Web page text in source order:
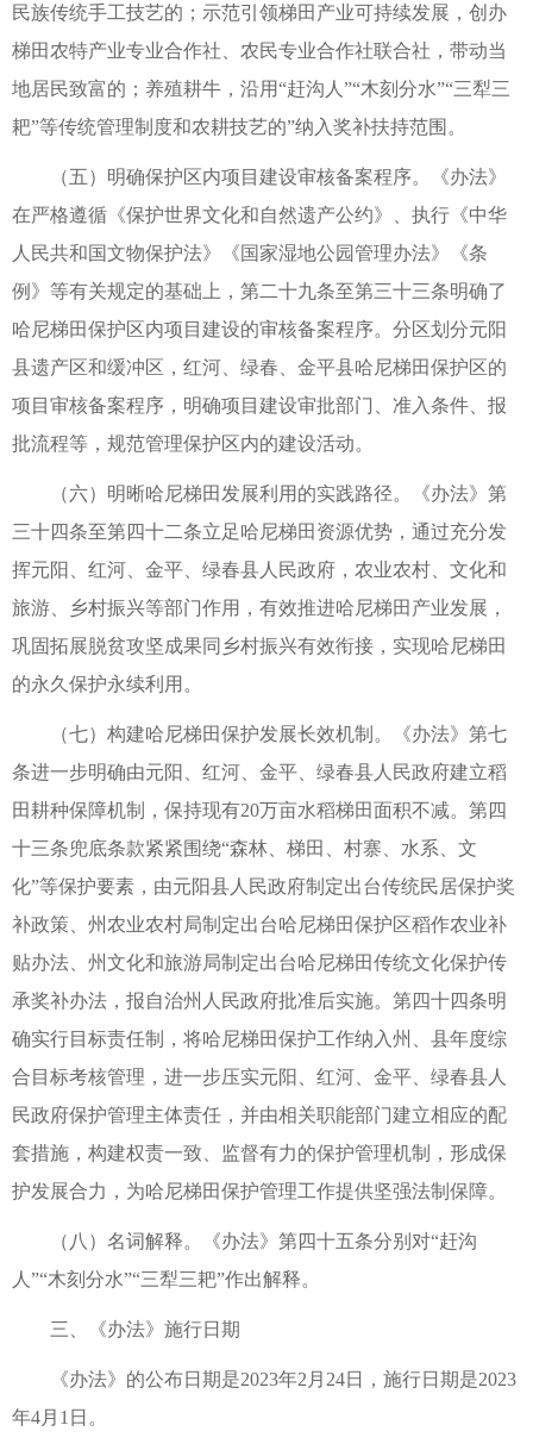
民族传统手工技艺的；示范引领梯田产业可持续发展，创办
梯田农特产业专业合作社、农民专业合作社联合社，带动当
地居民致富的；养殖耕牛，沿用“赶沟人”“木刻分水”“三犁三
耙”等传统管理制度和农耕技艺的”纳入奖补扶持范围。
（五）明确保护区内项目建设审核备案程序。《办法》
在严格遵循《保护世界文化和自然遗产公约》、执行《中华
人民共和国文物保护法》《国家湿地公园管理办法》《条
例》等有关规定的基础上，第二十九条至第三十三条明确了
哈尼梯田保护区内项目建设的审核备案程序。分区划分元阳
县遗产区和缓冲区，红河、绿春、金平县哈尼梯田保护区的
项目审核备案程序，明确项目建设审批部门、准入条件、报
批流程等，规范管理保护区内的建设活动。
（六）明晰哈尼梯田发展利用的实践路径。《办法》第
三十四条至第四十二条立足哈尼梯田资源优势，通过充分发
挥元阳、红河、金平、绿春县人民政府，农业农村、文化和
旅游、乡村振兴等部门作用，有效推进哈尼梯田产业发展，
巩固拓展脱贫攻坚成果同乡村振兴有效衔接，实现哈尼梯田
的永久保护永续利用。
（七）构建哈尼梯田保护发展长效机制。《办法》第七
条进一步明确由元阳、红河、金平、绿春县人民政府建立稻
田耕种保障机制，保持现有20万亩水稻梯田面积不减。第四
十三条兜底条款紧紧围绕“森林、梯田、村寨、水系、文
化”等保护要素，由元阳县人民政府制定出台传统民居保护奖
补政策、州农业农村局制定出台哈尼梯田保护区稻作农业补
贴办法、州文化和旅游局制定出台哈尼梯田传统文化保护传
承奖补办法，报自治州人民政府批准后实施。第四十四条明
确实行目标责任制，将哈尼梯田保护工作纳入州、县年度综
合目标考核管理，进一步压实元阳、红河、金平、绿春县人
民政府保护管理主体责任，并由相关职能部门建立相应的配
套措施，构建权责一致、监督有力的保护管理机制，形成保
护发展合力，为哈尼梯田保护管理工作提供坚强法制保障。
（八）名词解释。《办法》第四十五条分别对“赶沟
人”“木刻分水”“三犁三耙”作出解释。
三、《办法》施行日期
《办法》的公布日期是2023年2月24日，施行日期是2023
年4月1日。